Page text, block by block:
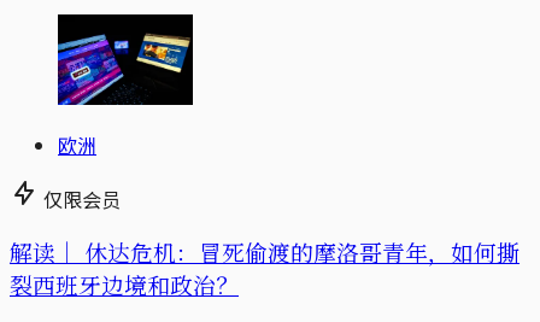
欧洲
仅限会员
解读｜ 休达危机：冒死偷渡的摩洛哥青年，如何撕
裂西班牙边境和政治？